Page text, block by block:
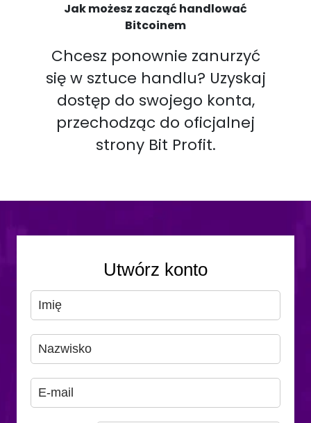
Jak możesz zacząć handlować
Bitcoinem
Chcesz ponownie zanurzyć
się w sztuce handlu? Uzyskaj
dostęp do swojego konta,
przechodząc do oficjalnej
strony Bit Profit.